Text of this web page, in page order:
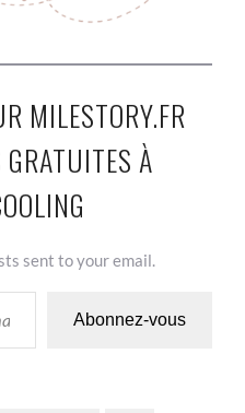
MILESTORY.FR
À
sent to your email.
Abonnez-vous